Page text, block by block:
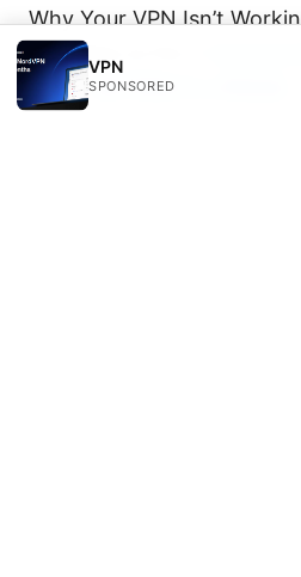
Why Your VPN Isn’t
and How to Fix It
指南，提升隐私与上网自由
VPN
SPONSORED